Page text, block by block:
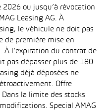
ou jusqu’à révocation
Leasing AG. À
le véhicule ne doit pas
de première mise en
À l’expiration du contrat de
pas dépasser plus de 180
déjà déposées ne
Offre
la limite des stocks
Special AMAG